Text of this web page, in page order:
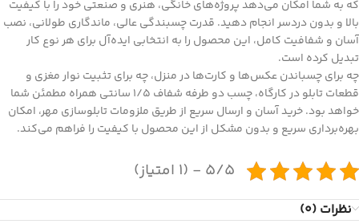
که به شما امکان می‌دهد پروژه‌های خانگی، هنری و صنعتی خود را با کیفیت
بالا و بدون دردسر انجام دهید. قدرت چسبندگی عالی، ماندگاری طولانی، نصب
آسان و شفافیت کامل، این محصول را به انتخابی ایده‌آل برای هر نوع کار
تبدیل کرده است.
چه برای چسباندن عکس‌ها و کارت‌ها در منزل، چه برای تثبیت نوار مغزی و
قطعات تابلو در کارگاه، چسب دو طرفه شفاف 1/5 سانتی همراه مطمئن شما
خواهد بود. خرید آسان و ارسال سریع از طریق ملزومات تابلوسازی مهر، امکان
بهره‌برداری سریع و بدون مشکل از این محصول با کیفیت را فراهم می‌کند.
5/5 - (1 امتیاز)
نظرات (0)